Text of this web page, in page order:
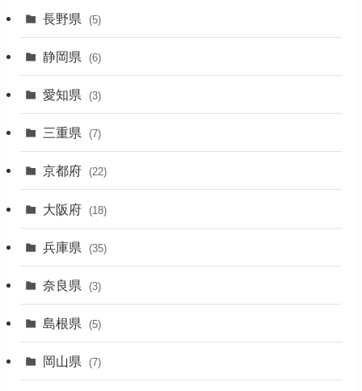
(1)
(5)
(11)
(4)
(4)
(17)
(1)
長野県 (5)
静岡県 (6)
愛知県 (3)
三重県 (7)
京都府 (22)
大阪府 (18)
兵庫県 (35)
奈良県 (3)
島根県 (5)
岡山県 (7)